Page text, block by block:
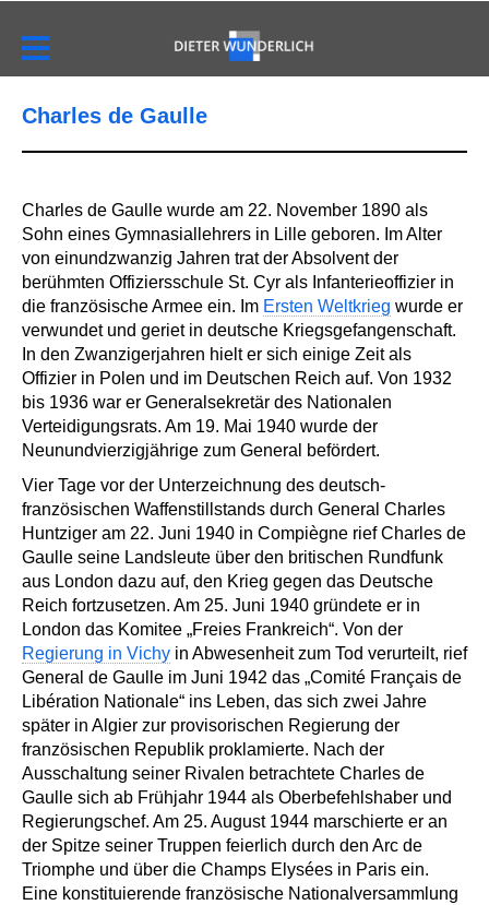
Charles de Gaulle
Charles de Gaulle wurde am 22. November 1890 als
Sohn eines Gymnasiallehrers in Lille geboren. Im Alter
von einundzwanzig Jahren trat der Absolvent der
berühmten Offiziersschule St. Cyr als Infanterieoffizier in
die französische Armee ein. Im Ersten Weltkrieg wurde er
verwundet und geriet in deutsche Kriegsgefangenschaft.
In den Zwanzigerjahren hielt er sich einige Zeit als
Offizier in Polen und im Deutschen Reich auf. Von 1932
bis 1936 war er Generalsekretär des Nationalen
Verteidigungsrats. Am 19. Mai 1940 wurde der
Neunundvierzigjährige zum General befördert.
Vier Tage vor der Unterzeichnung des deutsch-
französischen Waffenstillstands durch General Charles
Huntziger am 22. Juni 1940 in Compiègne riefCharles de
Gaulle seine Landsleute über den britischen Rundfunk
aus London dazu auf, den Krieg gegen das Deutsche
Reich fortzusetzen. Am 25. Juni 1940 gründete er in
London das Komitee „Freies Frankreich“. Von der
Regierung in Vichy in Abwesenheit zum Tod verurteilt, rief
General de Gaulle im Juni 1942 das „Comité Français de
Libération Nationale“ ins Leben, das sich zwei Jahre
später in Algier zur provisorischen Regierung der
französischen Republik proklamierte. Nach der
Ausschaltung seiner Rivalen betrachtete Charles de
Gaulle sich ab Frühjahr 1944 als Oberbefehlshaber und
Regierungschef. Am 25. August 1944 marschierte er an
der Spitze seiner Truppen feierlich durch den Arc de
Triomphe und über die Champs Elysées in Paris ein.
Eine konstituierende französische Nationalversammlung